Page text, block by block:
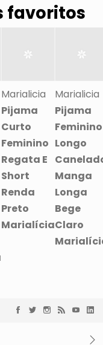
favoritos
Marialicia
Pijama
Curto
Feminino
Regata E
Short
Renda
Preto
Marialícia
Marialicia
Pijama
Feminino
Longo
Manga
Longa
Bege
Claro